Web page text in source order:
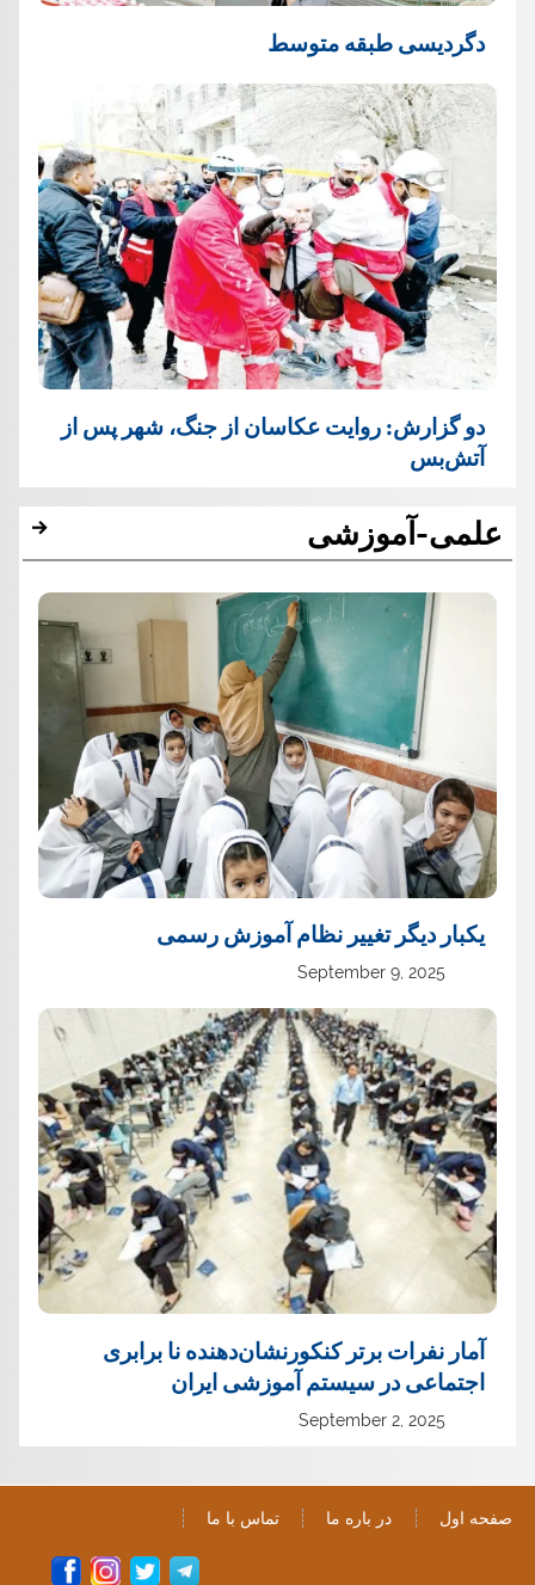
دگردیسی طبقه متوسط
دو گزارش: روایت عکاسان از جنگ، شهر پس از
آتش‌بس
علمی-آموزشی
یک‏بار دیگر تغییر نظام آموزش رسمی
September 9, 2025
آمار نفرات برتر کنکورنشان‌دهنده نا برابری
اجتماعی در سیستم آموزشی ایران
September 2, 2025
صفحه اول در باره ما تماس با ما